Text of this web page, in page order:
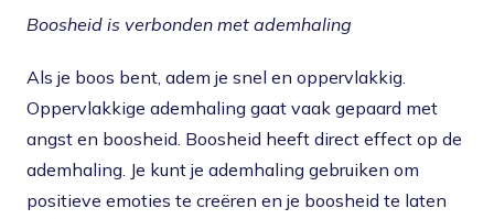
Boosheid is verbonden met ademhaling
Als je boos bent, adem je snel en oppervlakkig.
Oppervlakkige ademhaling gaat vaak gepaard met
angst en boosheid. Boosheid heeft direct effect op de
ademhaling. Je kunt je ademhaling gebruiken om
positieve emoties te creëren en je boosheid te laten